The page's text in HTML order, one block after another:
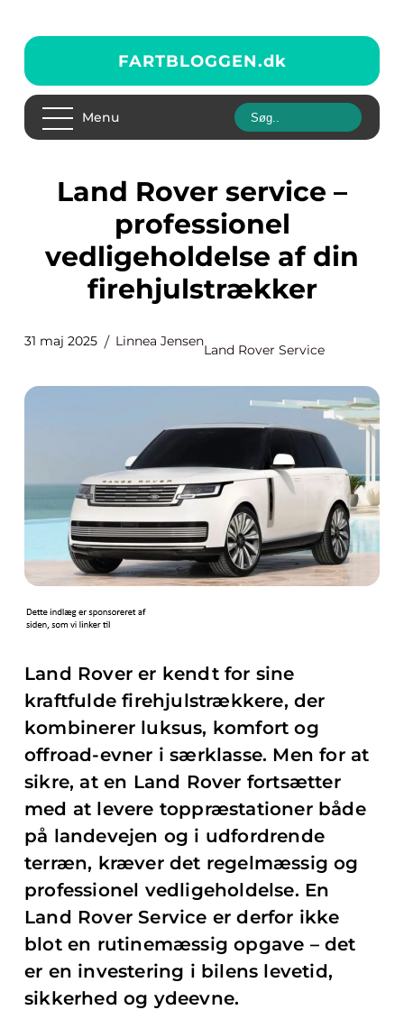
FARTBLOGGEN.dk
Menu
Land Rover service –
professionel
vedligeholdelse af din
firehjulstrækker
31 maj 2025 Linnea Jensen
Land Rover Service
Land Rover er kendt for sine
kraftfulde firehjulstrækkere, der
kombinerer luksus, komfort og
offroad-evner i særklasse. Men for at
sikre, at en Land Rover fortsætter
med at levere toppræstationer både
på landevejen og i udfordrende
terræn, kræver det regelmæssig og
professionel vedligeholdelse. En
Land Rover Service er derfor ikke
blot en rutinemæssig opgave – det
er en investering i bilens levetid,
sikkerhed og ydeevne.